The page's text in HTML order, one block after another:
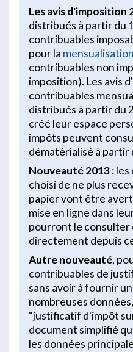
Les avis d'imposition
distribués à partir du
contribuables
pour la mensualisation
contribuables non
imposition). Les avis
contribuables
distribués à partir du
créé leur espace
impôts peuvent
dématérialisé à partir
Nouveauté 2013:
choisi de ne plus
papier vont être
mise en ligne dans
pourront le consulter
directement depuis
Autre nouveauté,
contribuables de
sans avoir à fournir
nombreuses
"justificatif d'impôt
document simplifié
les données